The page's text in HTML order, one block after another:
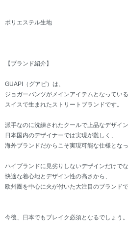
ポリエステル生地
【ブランド紹介】
GUAPI（グアピ）は、
ジョガーパンツがメインアイテムとなっている
スイスで生まれたストリートブランドです。
派手なのに洗練されたクールで上品なデザイン
日本国内のデザイナーでは実現が難しく、
海外ブランドだからこそ実現可能な仕様となっ
ハイブランドに見劣りしないデザインだけでな
快適な着心地とデザイン性の高さから、
欧州圏を中心に火が付いた大注目のブランドで
今後、日本でもブレイク必須となるでしょう。